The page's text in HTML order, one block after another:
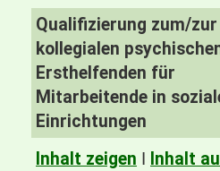
Qualifizierung zum/zur
kollegialen
Ersthelfenden für
Mitarbeitende in
Einrichtungen
Inhalt zeigen I Inhalt